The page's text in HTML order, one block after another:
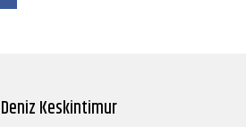
Deniz Keskintimur